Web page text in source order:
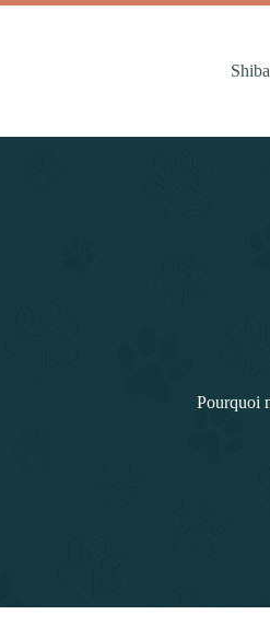
Pourquoi